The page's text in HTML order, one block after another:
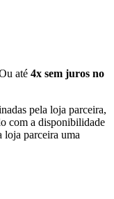
até 4x sem juros no
pela loja parceira,
com a disponibilidade
loja parceira uma